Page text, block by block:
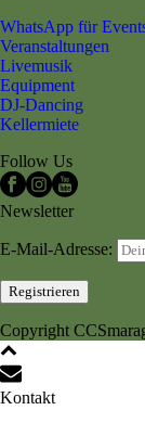
WhatsApp für
Veranstaltungen
Livemusik
Equipment
DJ-Dancing
Kellermiete
Follow Us
Newsletter
E-Mail-Adresse:
Copyright
Kontakt